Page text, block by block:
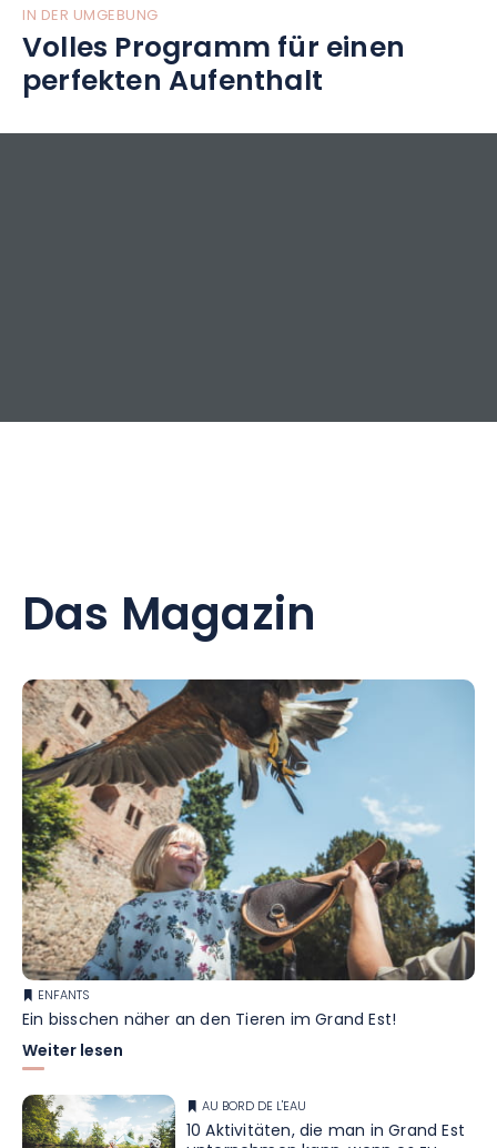
IN DER UMGEBUNG
Volles Programm für einen
perfekten Aufenthalt
Das Magazin
ENFANTS
Ein bisschen näher an den Tieren im Grand Est!
Weiter lesen
AU BORD DE L'EAU
10 Aktivitäten, die man in Grand Est